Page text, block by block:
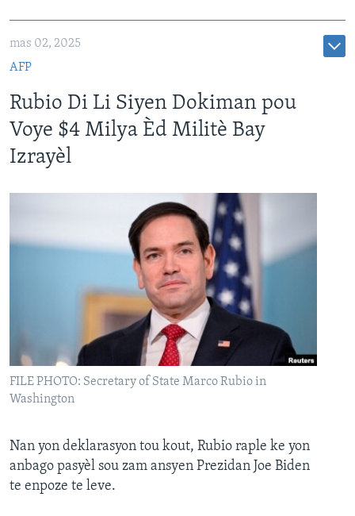
mas 02, 2025
AFP
Rubio Di Li Siyen Dokiman pou
Voye $4 Milya Èd Militè Bay
Izrayèl
FILE PHOTO: Secretary of State Marco Rubio in
Washington
Nan yon deklarasyon tou kout, Rubio raple ke yon
anbago pasyèl sou zam ansyen Prezidan Joe Biden
te enpoze te leve.